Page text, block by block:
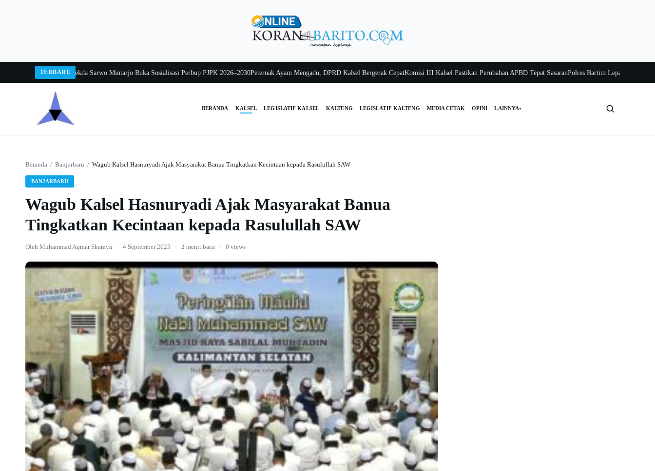
TERBARU
Balang 2026Pj Sekda Sarwo Mintarjo Buka Sosialisasi Perbup PJPK 2026–2030Peternak Ayam Mengadu, DPRD Kalsel Bergerak CepatKomisi III Kalsel Pastikan Perubahan APBD Tepat SasaranPolres Bartim Lepas Bakti Sosial
BERANDA KALSEL LEGISLATIF KALSEL KALTENG LEGISLATIF KALTENG MEDIA CETAK OPINI LAINNYA▾
Beranda / Banjarbaru / Wagub Kalsel Hasnuryadi Ajak Masyarakat Banua Tingkatkan Kecintaan kepada Rasulullah SAW
BANJARBARU
Wagub Kalsel Hasnuryadi Ajak Masyarakat Banua
Tingkatkan Kecintaan kepada Rasulullah SAW
Oleh Muhammad Aqmar Sharaya · 4 September 2025 · 2 menit baca · 0 views